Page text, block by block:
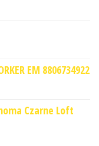
EM 8806734922
Czarne Loft